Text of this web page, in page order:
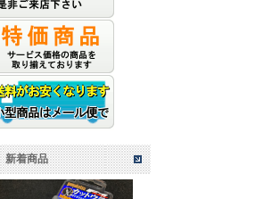
新着商品